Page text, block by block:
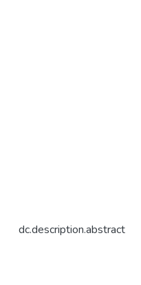
dc.description.abstract